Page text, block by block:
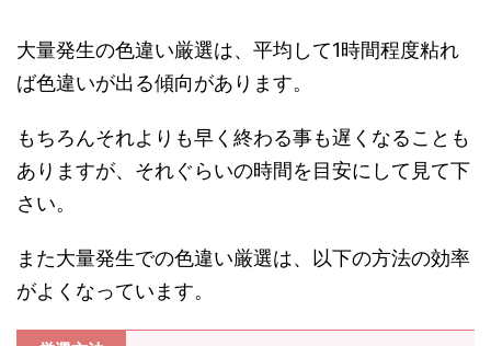
大量発生の色違い厳選は、平均して1時間程度粘れ
ば色違いが出る傾向があります。
もちろんそれよりも早く終わる事も遅くなることも
ありますが、それぐらいの時間を目安にして見て下
さい。
また大量発生での色違い厳選は、以下の方法の効率
がよくなっています。